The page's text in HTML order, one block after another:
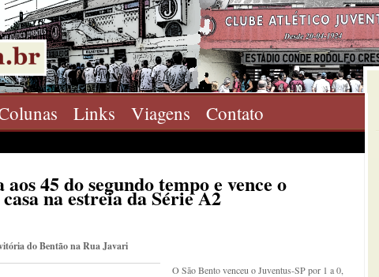
Links Viagens Contato
45 do segundo tempo e vence o
na estreia da Série A2
do Bentão na Rua Javari
O São Bento venceu o Juventus-SP por 1 a 0,